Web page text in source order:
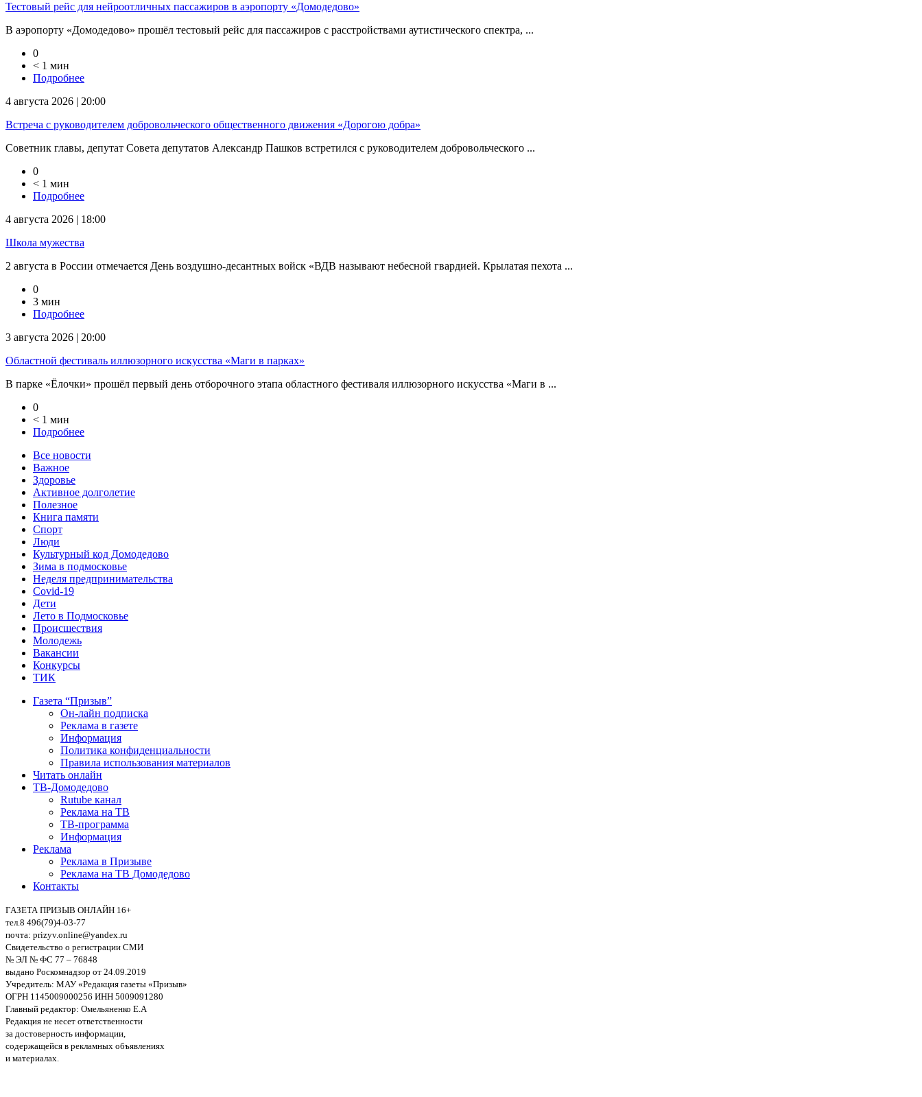
Тестовый рейс для нейроотличных пассажиров в аэропорту «Домодедово»
В аэропорту «Домодедово» прошёл тестовый рейс для пассажиров с расстройствами аутистического спектра, ...
0
< 1 мин
Подробнее
4 августа 2026 | 20:00
Встреча с руководителем добровольческого общественного движения «Дорогою добра»
Советник главы, депутат Совета депутатов Александр Пашков встретился с руководителем добровольческого ...
0
< 1 мин
Подробнее
4 августа 2026 | 18:00
Школа мужества
2 августа в России отмечается День воздушно-десантных войск «ВДВ называют небесной гвардией. Крылатая пехота ...
0
3 мин
Подробнее
3 августа 2026 | 20:00
Областной фестиваль иллюзорного искусства «Маги в парках»
В парке «Ёлочки» прошёл первый день отборочного этапа областного фестиваля иллюзорного искусства «Маги в ...
0
< 1 мин
Подробнее
Все новости
Важное
Здоровье
Активное долголетие
Полезное
Книга памяти
Спорт
Люди
Культурный код Домодедово
Зима в подмосковье
Неделя предпринимательства
Covid-19
Дети
Лето в Подмосковье
Происшествия
Молодежь
Вакансии
Конкурсы
ТИК
Газета “Призыв”
Он-лайн подписка
Реклама в газете
Информация
Политика конфиденциальности
Правила использования материалов
Читать онлайн
ТВ-Домодедово
Rutube канал
Реклама на ТВ
ТВ-программа
Информация
Реклама
Реклама в Призыве
Реклама на ТВ Домодедово
Контакты
ГАЗЕТА ПРИЗЫВ ОНЛАЙН 16+
тел.8 496(79)4-03-77
почта: prizyv.online@yandex.ru
Свидетельство о регистрации СМИ
№ ЭЛ № ФС 77 – 76848
выдано Роскомнадзор от 24.09.2019
Учредитель: МАУ «Редакция газеты «Призыв»
ОГРН 1145009000256 ИНН 5009091280
Главный редактор: Омельяненко Е.А
Редакция не несет ответственности
за достоверность информации,
содержащейся в рекламных объявлениях
и материалах.